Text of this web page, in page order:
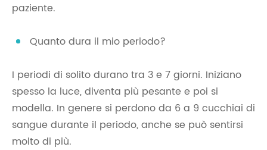
paziente.
Quanto dura il mio periodo?
I periodi di solito durano tra 3 e 7 giorni. Iniziano
spesso la luce, diventa più pesante e poi si
modella. In genere si perdono da 6 a 9 cucchiai di
sangue durante il periodo, anche se può sentirsi
molto di più.